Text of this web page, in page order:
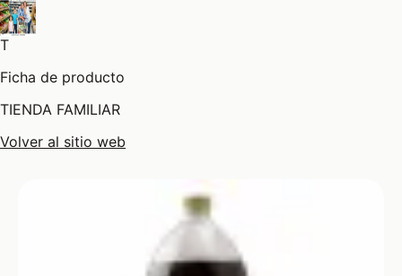
T
Ficha de producto
TIENDA FAMILIAR
Volver al sitio web